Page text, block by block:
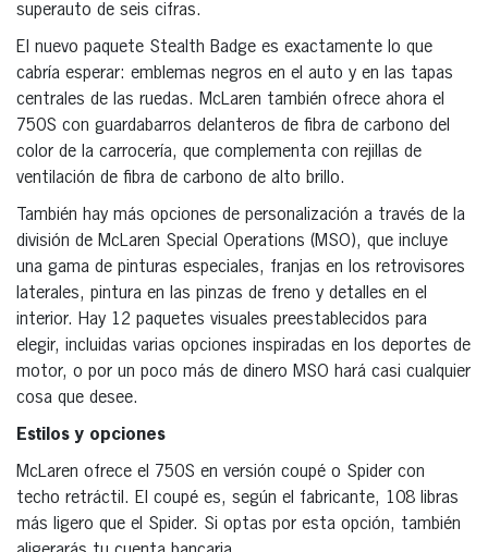
superauto de seis cifras.
El nuevo paquete Stealth Badge es exactamente lo que
cabría esperar: emblemas negros en el auto y en las tapas
centrales de las ruedas. McLaren también ofrece ahora el
750S con guardabarros delanteros de fibra de carbono del
color de la carrocería, que complementa con rejillas de
ventilación de fibra de carbono de alto brillo.
También hay más opciones de personalización a través de la
división de McLaren Special Operations (MSO), que incluye
una gama de pinturas especiales, franjas en los retrovisores
laterales, pintura en las pinzas de freno y detalles en el
interior. Hay 12 paquetes visuales preestablecidos para
elegir, incluidas varias opciones inspiradas en los deportes de
motor, o por un poco más de dinero MSO hará casi cualquier
cosa que desee.
Estilos y opciones
McLaren ofrece el 750S en versión coupé o Spider con
techo retráctil. El coupé es, según el fabricante, 108 libras
más ligero que el Spider. Si optas por esta opción, también